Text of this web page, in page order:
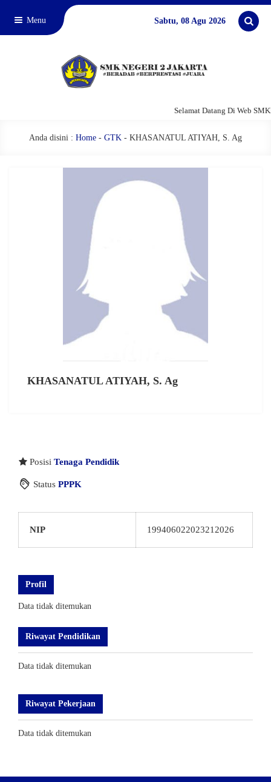
Menu Sabtu, 08 Agu 2026
Selamat Datang Di Web
Anda disini : Home - GTK - KHASANATUL ATIYAH, S. Ag
KHASANATUL ATIYAH, S. Ag
Posisi Tenaga Pendidik
Status PPPK
NIP 199406022023212026
Profil
Data tidak ditemukan
Riwayat Pendidikan
Data tidak ditemukan
Riwayat Pekerjaan
Data tidak ditemukan